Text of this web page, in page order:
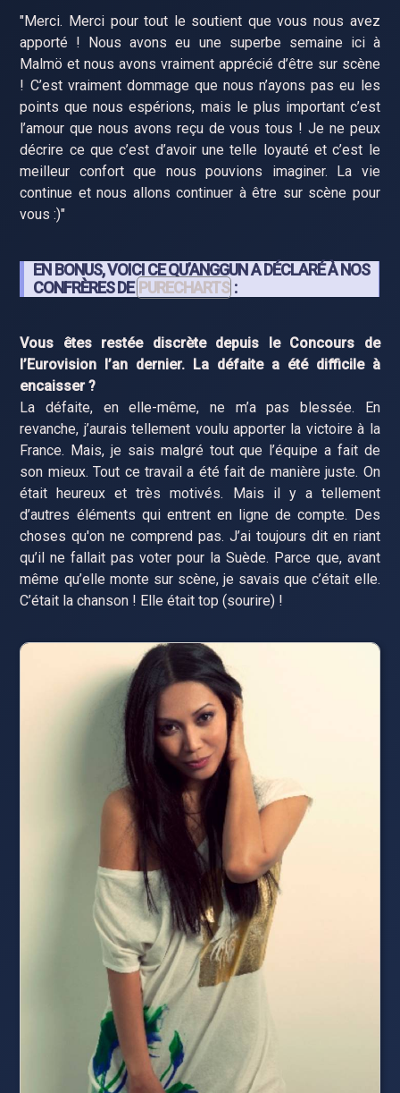
"Merci. Merci pour tout le soutient que vous nous avez
apporté ! Nous avons eu une superbe semaine ici à
Malmö et nous avons vraiment apprécié d’être sur scène
! C’est vraiment dommage que nous n’ayons pas eu les
points que nous espérions, mais le plus important c’est
l’amour que nous avons reçu de vous tous ! Je ne peux
décrire ce que c’est d’avoir une telle loyauté et c’est le
meilleur confort que nous pouvions imaginer. La vie
continue et nous allons continuer à être sur scène pour
vous :)"
EN BONUS, VOICI CE QU’ANGGUN A DÉCLARÉ À NOS
CONFRÈRES DE PURECHARTS :
Vous êtes restée discrète depuis le Concours de
l’Eurovision l’an dernier. La défaite a été difficile à
encaisser ?
La défaite, en elle-même, ne m’a pas blessée. En
revanche, j’aurais tellement voulu apporter la victoire à la
France. Mais, je sais malgré tout que l’équipe a fait de
son mieux. Tout ce travail a été fait de manière juste. On
était heureux et très motivés. Mais il y a tellement
d’autres éléments qui entrent en ligne de compte. Des
choses qu'on ne comprend pas. J’ai toujours dit en riant
qu’il ne fallait pas voter pour la Suède. Parce que, avant
même qu’elle monte sur scène, je savais que c’était elle.
C’était la chanson ! Elle était top (sourire) !